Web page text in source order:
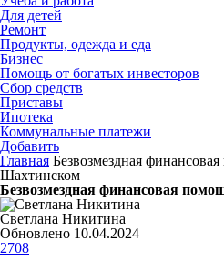
Для детей
Ремонт
Продукты, одежда и еда
Бизнес
Помощь от богатых инвесторов
Сбор средств
Приставы
Ипотека
Коммунальные платежи
Добавить
Главная Безвозмездная
Шахтинском
Безвозмездная финансовая
Светлана Никитина
Обновлено 10.04.2024
2708